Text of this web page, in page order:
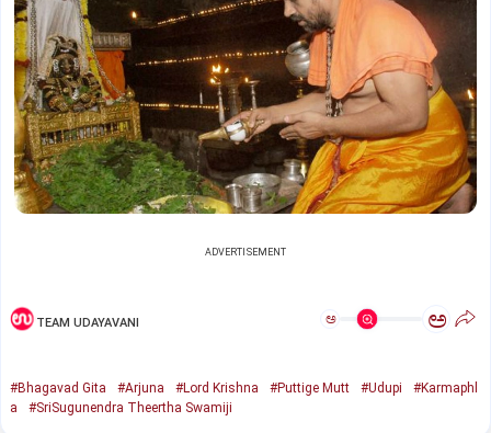
ADVERTISEMENT
TEAM UDAYAVANI ಅ ಅ
#Bhagavad Gita #Arjuna #Lord Krishna #Puttige Mutt #Udupi
#Karmaphl
a
#SriSugunendra Theertha Swamiji